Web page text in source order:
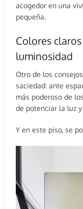
acogedor en una
pequeña.
Colores
luminosidad
Otro de los
saciedad: ante
más poderoso de
de potenciar la luz
Y en este piso, se